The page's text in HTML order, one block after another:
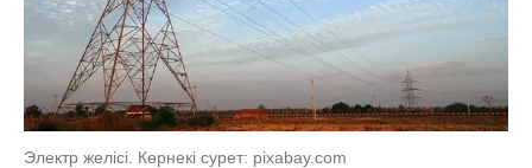
Электр желісі. Көрнекі сурет: pixabay.com